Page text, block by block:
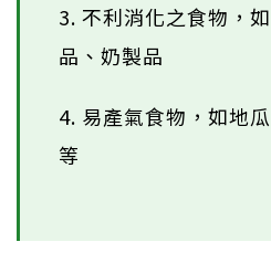
3. 不利消化之食物，
品、奶製品
4. 易產氣食物，如地
等